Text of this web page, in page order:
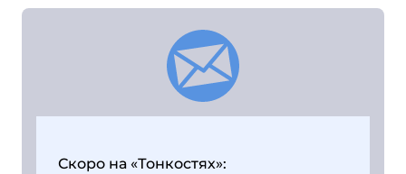
Скоро на «Тонкостях»: